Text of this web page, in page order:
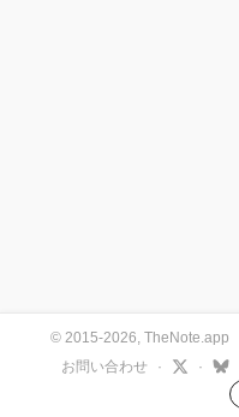
© 2015-2026, TheNote.app
お問い合わせ
· ·